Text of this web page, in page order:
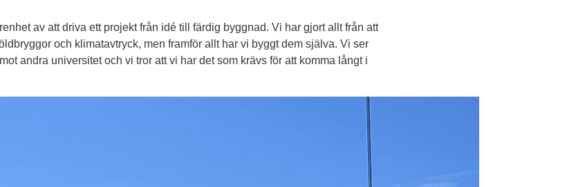
av att driva ett projekt från idé till färdig byggnad. Vi har gjort allt från att
och klimatavtryck, men framför allt har vi byggt dem själva. Vi ser
andra universitet och vi tror att vi har det som krävs för att komma långt i